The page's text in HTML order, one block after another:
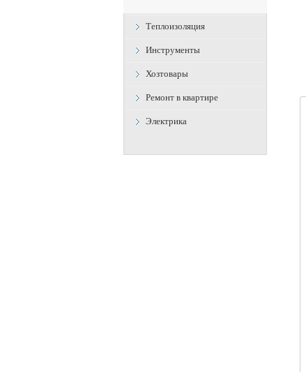
Теплоизоляция
Инструменты
Хозтовары
Ремонт в квартире
Электрика